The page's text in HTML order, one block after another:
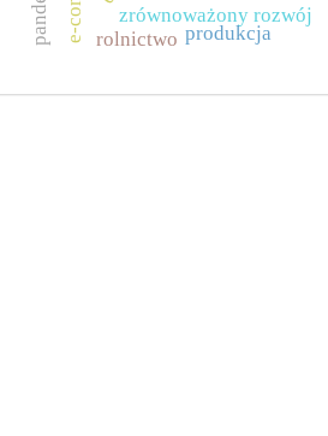
zrównoważony rozwój
produkcja
rolnictwo